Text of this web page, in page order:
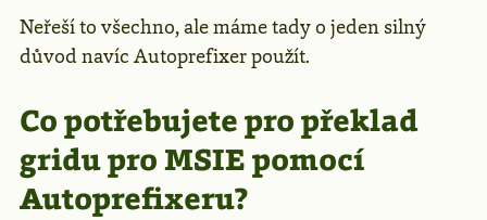
Neřeší to všechno, ale máme tady o jeden silný
důvod navíc Autoprefixer použít.
Co potřebujete pro překlad
gridu pro MSIE pomocí
Autoprefixeru?